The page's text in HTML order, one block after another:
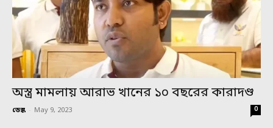
অস্ত্র মামলায় আরাভ খানের ১০ বছরের কারাদণ্ড
ডেস্ক - May 9, 2023 0